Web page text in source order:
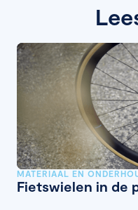
MATERIAAL EN
Fietswielen in de